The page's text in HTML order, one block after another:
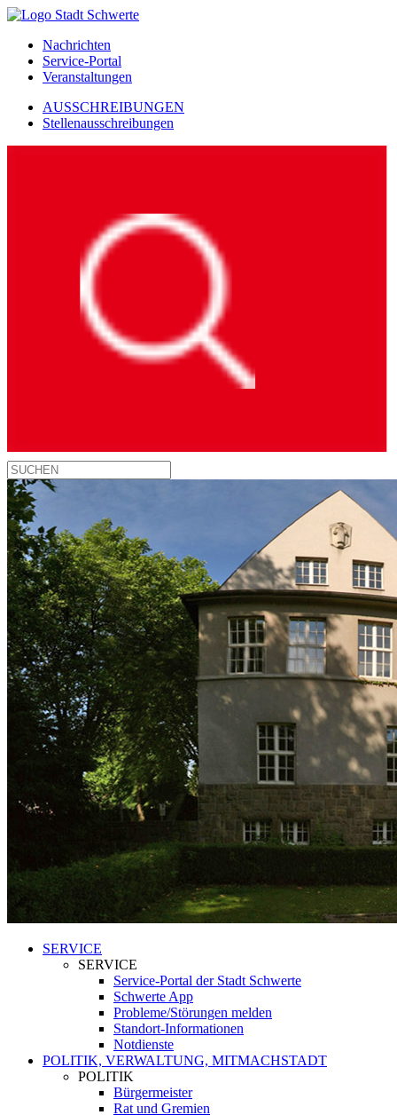
Nachrichten
Service-Portal
Veranstaltungen
AUSSCHREIBUNGEN
Stellenausschreibungen
SERVICE
SERVICE
Service-Portal der Stadt Schwerte
Schwerte App
Probleme/Störungen melden
Standort-Informationen
Notdienste
POLITIK, VERWALTUNG, MITMACHSTADT
POLITIK
Bürgermeister
Rat und Gremien